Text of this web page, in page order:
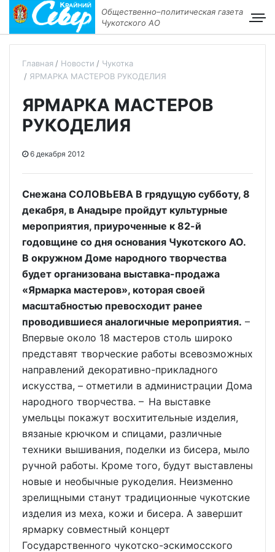
Общественно–политическая газета
Чукотского АО
Главная Новости
Чукотка
ЯРМАРКА МАСТЕРОВ РУКОДЕЛИЯ
ЯРМАРКА МАСТЕРОВ
РУКОДЕЛИЯ
6 декабря 2012
Снежана СОЛОВЬЕВА В грядущую субботу, 8
декабря, в Анадыре пройдут культурные
мероприятия, приуроченные к 82-й
годовщине со дня основания Чукотского АО.
В окружном Доме народного творчества
будет организована выставка-продажа
«Ярмарка мастеров», которая своей
масштабностью превосходит ранее
проводившиеся аналогичные мероприятия. –
Впервые около 18 мастеров столь широко
представят творческие работы всевозможных
направлений декоративно-прикладного
искусства, – отметили в администрации Дома
народного творчества. – На выставке
умельцы покажут восхитительные изделия,
вязаные крючком и спицами, различные
техники вышивания, поделки из бисера, мыло
ручной работы. Кроме того, будут выставлены
новые и необычные рукоделия. Неизменно
зрелищными станут традиционные чукотские
изделия из меха, кожи и бисера. А завершит
ярмарку совместный концерт
Государственного чукотско-эскимосского